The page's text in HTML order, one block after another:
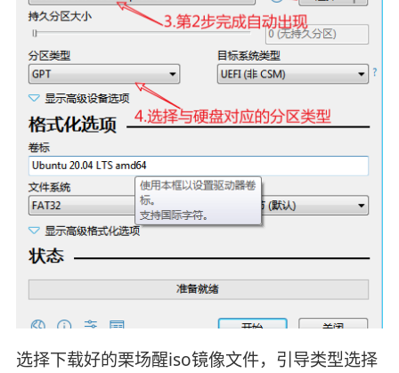
选择下载好的栗场醒iso镜像文件，引导类型选择